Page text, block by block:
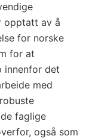
opptatt av å
for norske
for at
innenfor det
med
faglige
også som